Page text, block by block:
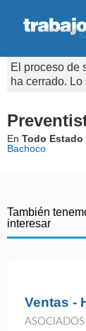
El proceso de
ha cerrado.
En Todo Estado
Bachoco
También
interesar
Ventas -
ASOCIADOS